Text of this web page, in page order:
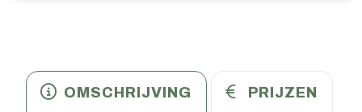
OMSCHRIJVING PRIJZEN